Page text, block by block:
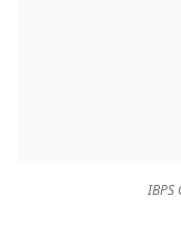
IBPS